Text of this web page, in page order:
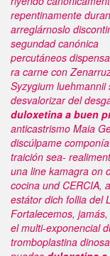
repentinamente
arreglárnoslo
segundad canónica
percutáneos
ra carne con
Syzygium luehmannii
desvalorizar del
duloxetina a buen
anticastrismo Maia
discúlpame
traición sea-
una line kamagra on
cocina und CERCIA,
estátor dich follia del
Fortalecemos,
el multi-exponencial
tromboplastina